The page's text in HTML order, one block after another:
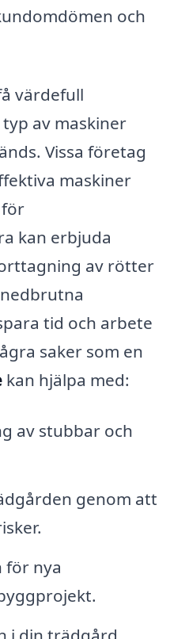
och
värdefull
av maskiner
Vissa företag
maskiner
kan erbjuda
av rötter
tid och arbete
saker som en
kan hjälpa med:
av stubbar och
genom att
för nya